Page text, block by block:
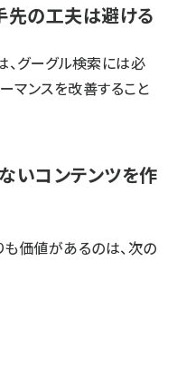
の工夫は避ける
グーグル検索には必
マンスを改善すること
いコンテンツを作
価値があるのは、次の